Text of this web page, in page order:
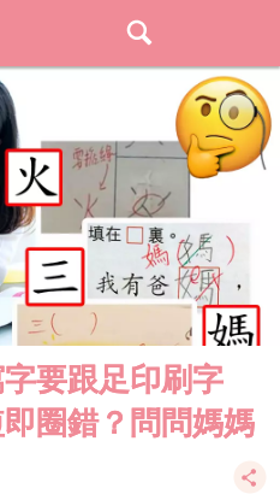
要跟足印刷字
圈錯？問問媽媽